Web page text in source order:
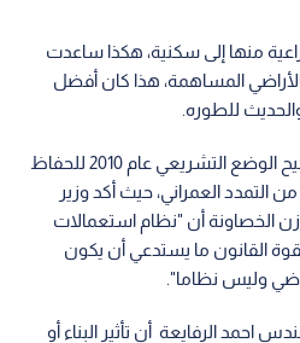
منها إلى سكنية، هكذا ساعدت
المساهمة، هذا كان أفضل
للطوره.
في حين بدأت المطالبات بتصحيح الوضع التشريعي عام 2010 للحفاظ
التمدد العمراني، حيث أكد وزير
الخصاونة أن "نظام استعمالات
القانون ما يستدعي أن يكون
وليس نظاما".
احمد الرفايعة أن تأثير البناء أو